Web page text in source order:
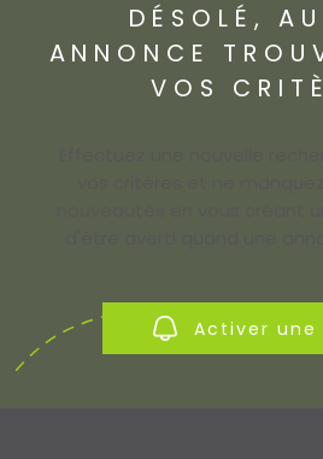
DÉSOLÉ,
ANNONCE
VOS
Activer une